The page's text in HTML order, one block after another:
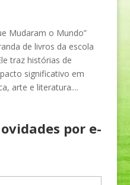
Mudaram o Mundo”
de livros da escola
traz histórias de
significativo em
arte e literatura....
por e-